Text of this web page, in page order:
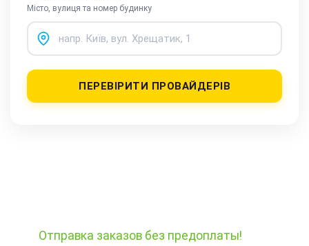
Місто, вулиця та номер будинку
ПЕРЕВІРИТИ ПРОВАЙДЕРІВ
Отправка заказов без предоплаты!